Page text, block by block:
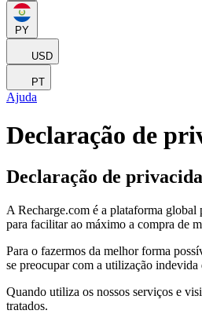
PY
USD
PT
Ajuda
Declaração de
Declaração de
A Recharge.com é a plataforma global
para facilitar ao máximo a compra de
Para o fazermos da melhor forma
se preocupar com a utilização indevida
Quando utiliza os nossos serviços e
tratados.